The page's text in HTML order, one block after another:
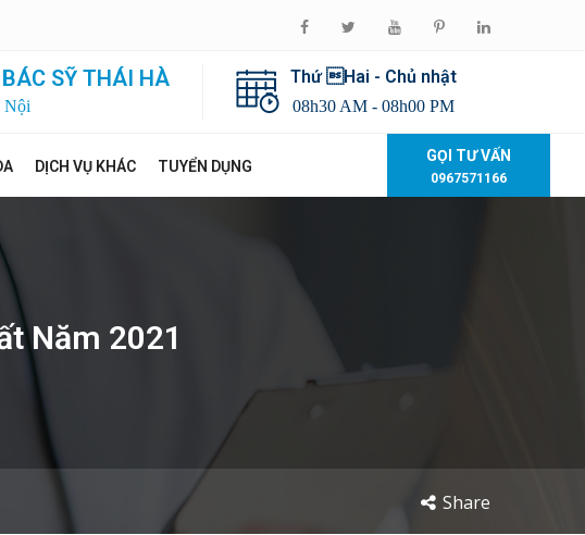
SỸ THÁI HÀ
Nội
Thứ Hai - Chủ nhật
08h30 AM - 08h00 PM
DỊCH VỤ KHÁC TUYỂN DỤNG
GỌI TƯ VẤN
0967571166
Năm 2021
Share